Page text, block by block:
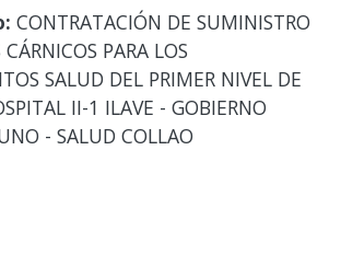
CONTRATACIÓN DE SUMINISTRO
PARA LOS
SALUD DEL PRIMER NIVEL DE
II-1 ILAVE - GOBIERNO
- SALUD COLLAO